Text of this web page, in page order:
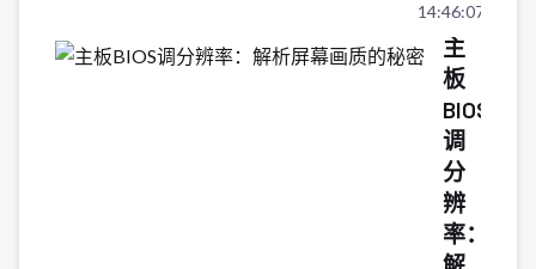
14:46:07
主
板
BIOS
调
分
辨
率：